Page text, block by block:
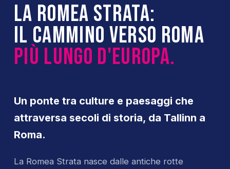
La Romea Strata:
il cammino verso Roma
più lungo d'Europa.
Un ponte tra culture e paesaggi che
attraversa secoli di storia, da Tallinn a
Roma.
La Romea Strata nasce dalle antiche rotte